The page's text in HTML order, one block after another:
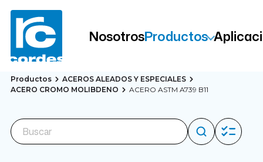
NosotrosProductos
Productos
ACEROS ALEADOS Y ESPECIALES
ACERO CROMO MOLIBDENO
ACERO ASTM A739 B11